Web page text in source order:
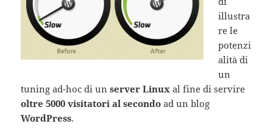
illustra
re le
potenzi
alità di
un
tuning ad-hoc di unserver Linux al fine di servire
oltre 5000 visitatori al secondo ad un blog
WordPress.